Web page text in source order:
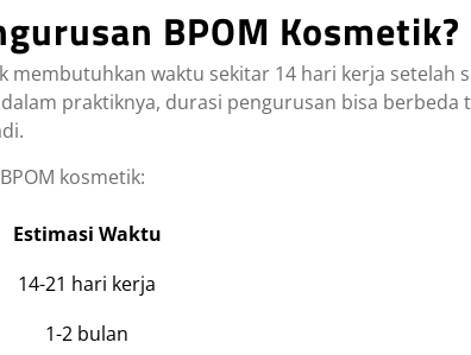
BPOM Kosmetik?
membutuhkan waktu sekitar 14 hari kerja setelah
praktiknya, durasi pengurusan bisa berbeda
kosmetik:
Estimasi Waktu
14-21 hari kerja
1-2 bulan